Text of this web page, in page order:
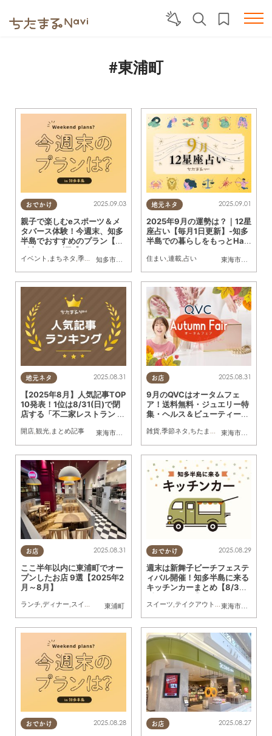
#東浦町
おでかけ
知多市
,東浦町 半田市 ,常滑市
2025.09.03
親子で楽しむeスポーツ＆メ
タバース体験！今週末、知多
半島でおすすめのプラン【9/
6(土)・9/7(日)】
イベント まちネタ 季節ネタ ,まとめ記事
地元ネタ
東海市
,大府市
2025.09.01
2025年9月の運勢は？｜12星
座占い【毎月1日更新】-知多
半島での暮らしをもっとHap
住まい, 連載, 占い
地元ネタ
東海市
, 大府市 知多市,東浦町,阿久比町 ,半田市,常滑市
2025.08.31
【2025年8月】人気記事TOP
10発表！1位は8/31(日)で閉
店する「不二家レストラン 東
開店,観光, まとめ記事
お店
東海市大府市
2025.08.31
9月のQVCはオータムフェ
ア！送料無料・ジュエリー特
集・ヘルス＆ビューティー他
たまる広告
雑貨,季節ネタ ,ちたまる広告 ,おひとりさま
お店
東浦町
2025.08.31
ここ半年以内に東浦町でオー
プンしたお店 9選【2025年2
月～8月】
ランチ,ディナー,スイーツ テイクアウト 開店,ビューティー,雑貨, まとめ記事
おでかけ
東海市大府市
2025.08.29
週末は新舞子ビーチフェステ
ィバル開催！知多半島に来る
キッチンカーまとめ【8/30
スイーツ,テイクアウト ,キッチンカー
おでかけ 2025.08.28 お店 2025.08.27